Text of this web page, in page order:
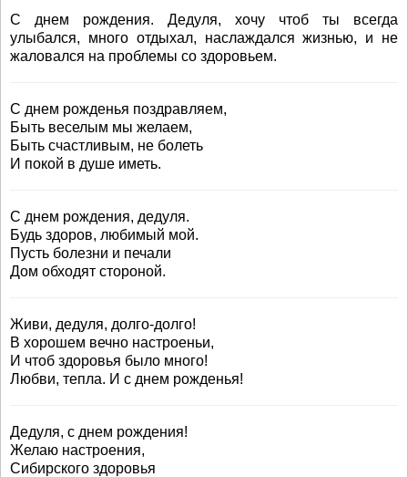
С днем рождения. Дедуля, хочу чтоб ты всегда
улыбался, много отдыхал, наслаждался жизнью, и не
жаловался на проблемы со здоровьем.
С днем рожденья поздравляем,
Быть веселым мы желаем,
Быть счастливым, не болеть
И покой в душе иметь.
С днем рождения, дедуля.
Будь здоров, любимый мой.
Пусть болезни и печали
Дом обходят стороной.
Живи, дедуля, долго-долго!
В хорошем вечно настроеньи,
И чтоб здоровья было много!
Любви, тепла. И с днем рожденья!
Дедуля, с днем рождения!
Желаю настроения,
Сибирского здоровья